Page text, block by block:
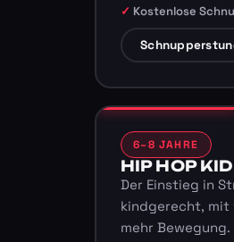
Kostenlose
6–8 JAHRE
HIP HOP
Der Einstieg in
kindgerecht, mit
mehr Bewegung.